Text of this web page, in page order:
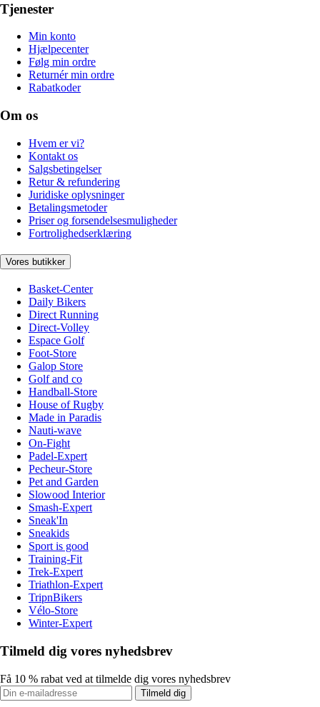
Tjenester
Min konto
Hjælpecenter
Følg min ordre
Returnér min ordre
Rabatkoder
Om os
Hvem er vi?
Kontakt os
Salgsbetingelser
Retur & refundering
Juridiske oplysninger
Betalingsmetoder
Priser og forsendelsesmuligheder
Fortrolighedserklæring
Vores butikker
Basket-Center
Daily Bikers
Direct Running
Direct-Volley
Espace Golf
Foot-Store
Galop Store
Golf and co
Handball-Store
House of Rugby
Made in Paradis
Nauti-wave
On-Fight
Padel-Expert
Pecheur-Store
Pet and Garden
Slowood Interior
Smash-Expert
Sneak'In
Sneakids
Sport is good
Training-Fit
Trek-Expert
Triathlon-Expert
TripnBikers
Vélo-Store
Winter-Expert
Tilmeld dig vores nyhedsbrev
Få 10 % rabat ved at tilmelde dig vores nyhedsbrev
Tilmeld dig